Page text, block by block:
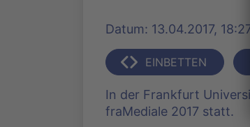
Datum: 13.04.2017,
EINBETTEN
In der Frankfurt
fraMediale 2017 statt.